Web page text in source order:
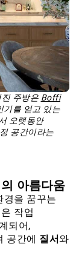
주방은 Boffi
기를 얻고 있는
오랫동안
공간이라는
아름다움
경을 꿈꾸는
작업
되어,
공간에 질서와